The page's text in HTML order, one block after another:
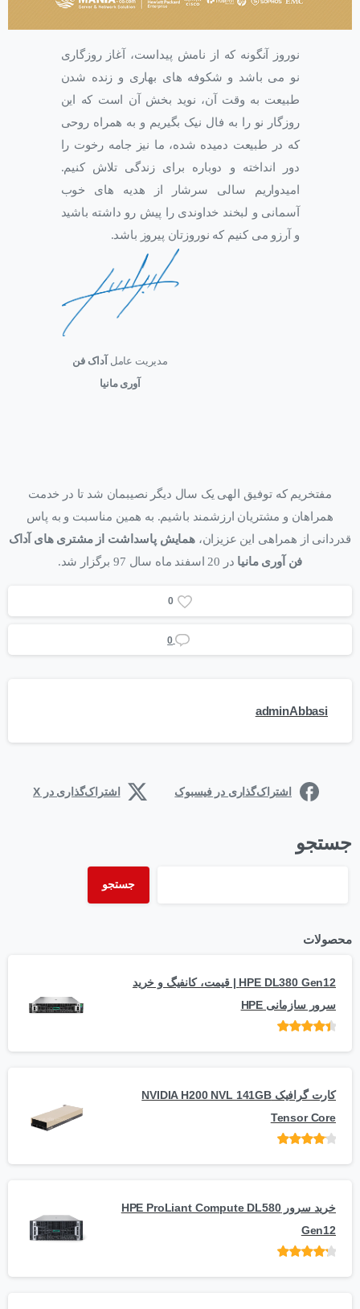
نوروز آنگونه که از نامش پیداست، آغاز روزگاری
نو می باشد و شکوفه های بهاری و زنده شدن
طبیعت به وقت آن، نوید بخش آن است که این
روزگار نو را به فال نیک بگیریم و به همراه روحی
که در طبیعت دمیده شده، ما نیز جامه رخوت را
دور انداخته و دوباره برای زندگی تلاش کنیم.
امیدواریم سالی سرشار از هدیه های خوب
آسمانی و لبخند خداوندی را پیش رو داشته باشید
و آرزو می کنیم که نوروزتان پیروز باشد.
مدیریت عامل آداک فن
آوری مانیا
مفتخریم که توفیق الهی یک سال دیگر نصیبمان شد تا در خدمت
همراهان و مشتریان ارزشمند باشیم. به همین مناسبت و به پاس
قدردانی از همراهی این عزیزان،همایش پاسداشت از مشتری های آداک
فن آوری مانیا در 20 اسفند ماه سال 97 برگزار شد.
0
0
adminAbbasi
اشتراک‌گذاری در فیسبوک اشتراک‌گذاری در X
جستجو
جستجو
محصولات
HPE DL380 Gen12 | قیمت، کانفیگ و خرید
سرور سازمانی HPE
کارت گرافیک NVIDIA H200 NVL 141GB
Tensor Core
5
خرید سرور HPE ProLiant Compute DL580
Gen12